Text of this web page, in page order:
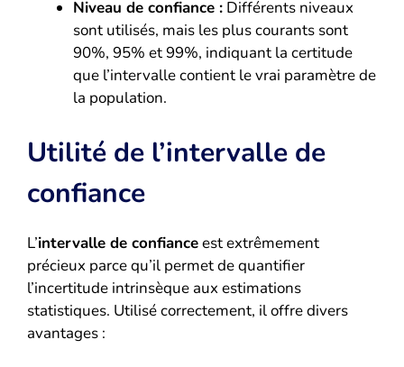
Niveau de confiance : Différents niveaux
sont utilisés, mais les plus courants sont
90%, 95% et 99%, indiquant la certitude
que l’intervalle contient le vrai paramètre de
la population.
Utilité de l’intervalle de
confiance
L’intervalle de confianceest extrêmement
précieux parce qu’il permet de quantifier
l’incertitude intrinsèque aux estimations
statistiques. Utilisé correctement, il offre divers
avantages :